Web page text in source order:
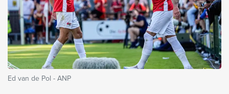
Ed van de Pol - ANP